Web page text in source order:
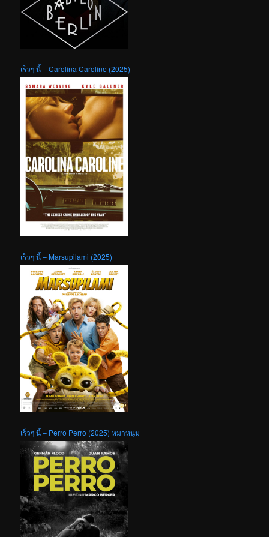
เร็วๆ นี้ – Carolina Caroline (2025)
เร็วๆ นี้ – Marsupilami (2025)
เร็วๆ นี้ – Perro Perro (2025) หมาหนุ่ม